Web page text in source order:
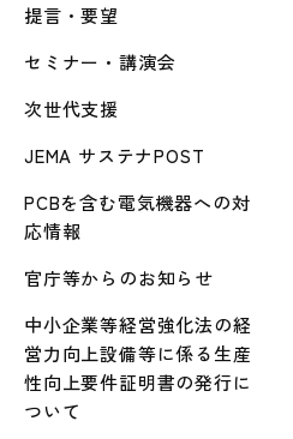
提言・要望
セミナー・講演会
次世代支援
JEMA サステナPOST
PCBを含む電気機器への対
応情報
官庁等からのお知らせ
中小企業等経営強化法の経
営力向上設備等に係る生産
性向上要件証明書の発行に
ついて